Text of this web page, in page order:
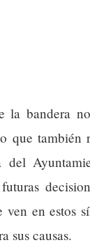
la bandera
que también
del
ven en estos
sus causas.